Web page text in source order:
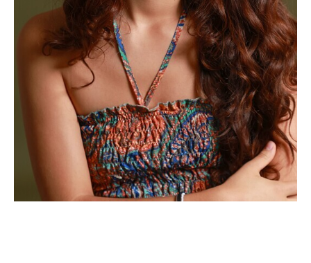
POP MUSICIENS
TALENTS INTERNATIONAUX
CANDIDATURE
NOS AGENCES
FRANCE
SUISSE